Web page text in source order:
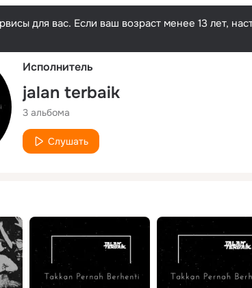
для вас. Если ваш возраст менее 13 лет,
Исполнитель
jalan terbaik
3 альбома
Слушать